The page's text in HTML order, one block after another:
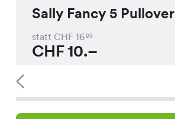
Sally Fancy 5 Pullover
statt CHF 1695
CHF10.–